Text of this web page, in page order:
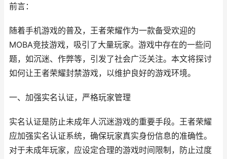
前言：
随着手机游戏的普及，王者荣耀作为一款备受欢迎的
MOBA竞技游戏，吸引了大量玩家。游戏中存在的一些问
题，如沉迷、作弊等，引发了社会广泛关注。本文将探讨
如何让王者荣耀封禁游戏，以维护良好的游戏环境。
一、加强实名认证，严格玩家管理
实名认证是防止未成年人沉迷游戏的重要手段。王者荣耀
应加强实名认证系统，确保玩家真实身份信息的准确性。
对于未成年玩家，应设定合理的游戏时间限制，防止过度